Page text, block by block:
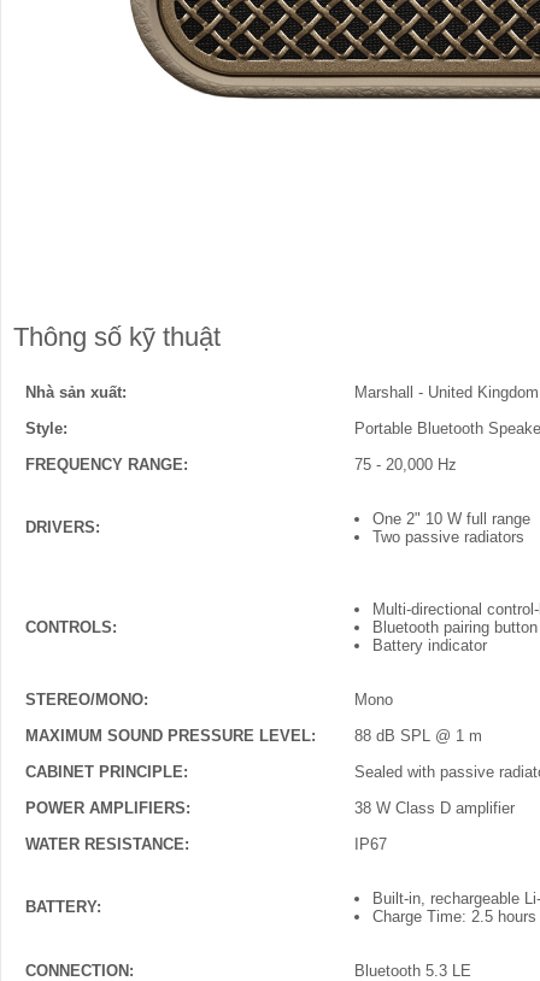
Thông số kỹ thuật
Nhà sản xuất:
Marshall - United Kingdom
Style:
Portable Bluetooth
FREQUENCY RANGE:
75 - 20,000 Hz
DRIVERS:
One 2" 10 W full range
Two passive radiators
CONTROLS:
Multi-directional
Bluetooth pairing button
Battery indicator
STEREO/MONO:
Mono
MAXIMUM SOUND PRESSURE LEVEL:
88 dB SPL @ 1 m
CABINET PRINCIPLE:
Sealed with passive
POWER AMPLIFIERS:
38 W Class D amplifier
WATER RESISTANCE:
IP67
BATTERY:
Built-in, rechargeable
Charge Time: 2.5
CONNECTION:
Bluetooth 5.3 LE